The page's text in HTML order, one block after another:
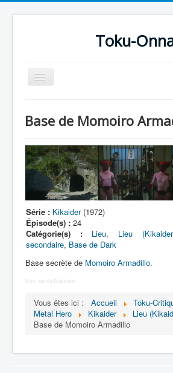
Toku-
Basculer
la
Toku-Actrices
Toku-Critiques
Séries
Films
COSAA
Dessins
Artiste Asperger
Jinzô ningen Kikaider (
キカイダー) = Androïde
Base de Momoiro
Série : Kikaider(1972)
Épisode(s) : 24
Catégorie(s) :
Lieu, Lieu
secondaire, Base de Dark
Base secrète de Momoiro Armadillo.
More Joomla Extensions
Vous êtes ici : Accueil
Toku-
Metal Hero
Kikaider
Lieu
Base de Momoiro Armadillo